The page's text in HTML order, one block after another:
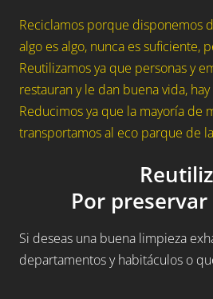
Reciclamos porque disponemos
algo es algo, nunca es suficiente,
Reutilizamos ya que personas y
restauran y le dan buena vida,
Reducimos ya que la mayoría de
transportamos al eco parque de
Por
Si deseas una buena limpieza
departamentos y habitáculos o